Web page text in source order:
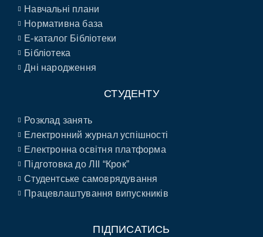
Навчальні плани
Нормативна база
E-каталог Бібліотеки
Бібліотека
Дні народження
СТУДЕНТУ
Розклад занять
Електронний журнал успішності
Електронна освітня платформа
Підготовка до ЛІІ “Крок”
Студентське самоврядування
Працевлаштування випускників
ПІДПИСАТИСЬ